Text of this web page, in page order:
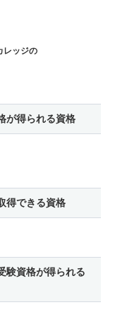
レッジの
が得られる資格
得できる資格
験資格が得られる